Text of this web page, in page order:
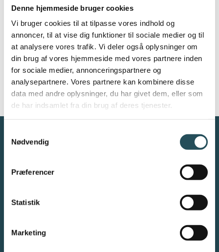
Denne hjemmeside bruger cookies
Vi bruger cookies til at tilpasse vores indhold og
annoncer, til at vise dig funktioner til sociale medier og til
at analysere vores trafik. Vi deler også oplysninger om
din brug af vores hjemmeside med vores partnere inden
for sociale medier, annonceringspartnere og
analysepartnere. Vores partnere kan kombinere disse
data med andre oplysninger, du har givet dem, eller som
de har indsamlet fra din brug af deres tjenester.
Nødvendig
Præferencer
Statistik
Marketing
20
overenskomster
Gratis
Danmarks Restauranter og Caféer (DRC) er en
DRC er restaurationsbranchens største repræsentant med
ca. 1.200 medlemsvirksomheder - herunder restauranter,
Skindergade 7, 3. sal, 1159 København K